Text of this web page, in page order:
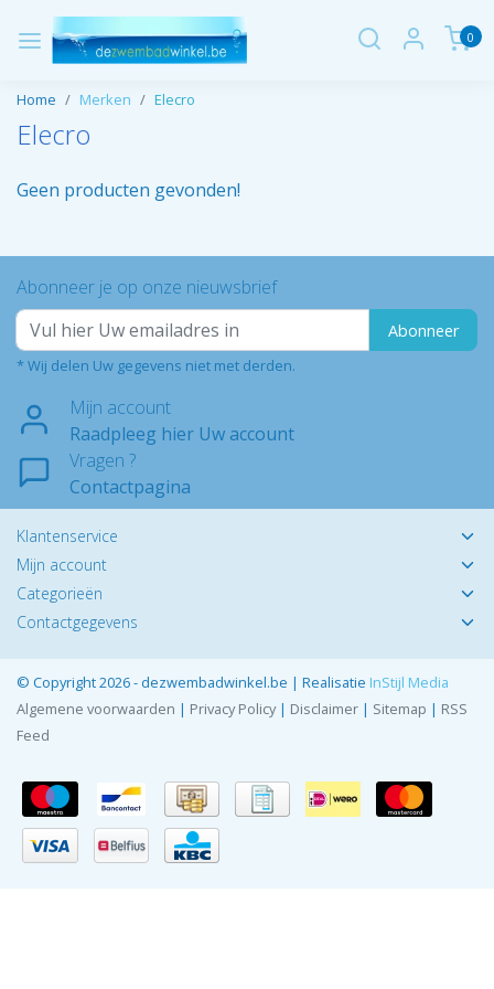
0
Home Merken Elecro
Elecro
Geen producten gevonden!
Abonneer je op onze nieuwsbrief
Abonneer
* Wij delen Uw gegevens niet met derden.
Mijn account
Raadpleeg hier Uw account
Vragen ?
Contactpagina
Klantenservice
Mijn account
Categorieën
Contactgegevens
© Copyright 2026 - dezwembadwinkel.be | Realisatie InStijl Media
Algemene voorwaarden | Privacy Policy| Disclaimer | Sitemap | RSS
Feed